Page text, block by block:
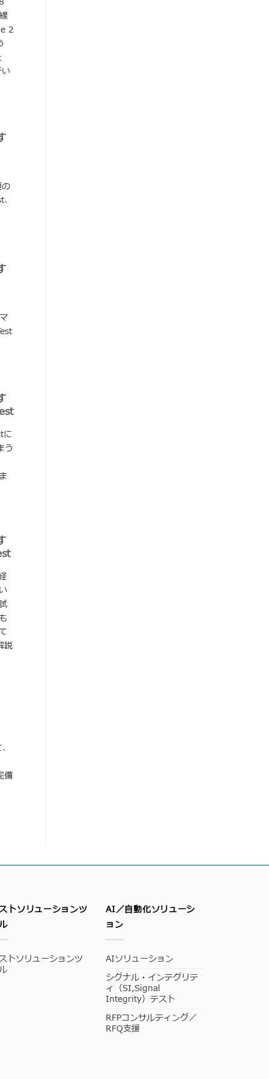
2
に
う
説
備
トソリューションツ
トソリューションツ
AI／自動化ソリューシ
ョン
AIソリューション
シグナル・インテグリテ
ィ（SI,Signal
Integrity）テスト
RFPコンサルティング／
RFQ支援